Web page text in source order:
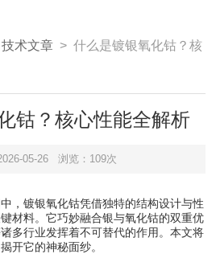
技术文章 > 什么是镀银氧化钴？核
钴？核心性能全解析
05-26 浏览：109次
镀银氧化钴凭借独特的结构设计与性
材料。它巧妙融合银与氧化钴的双重优
多行业发挥着不可替代的作用。本文将
开它的神秘面纱。